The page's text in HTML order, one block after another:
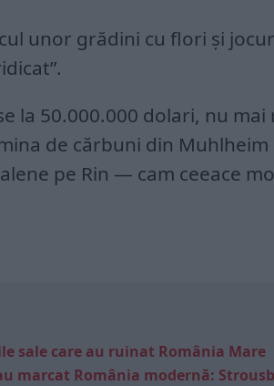
unor grădini cu flori şi
la 50.000.000 dolari, nu
de cărbuni din Muhlheim
pe Rin — cam ceeace
sale care au ruinat România Mare
marcat România modernă: